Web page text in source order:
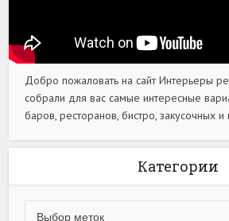
Добро пожаловать на сайт Интерьеры
собрали для вас самые интересные
баров, ресторанов, бистро, закусочных
Категории